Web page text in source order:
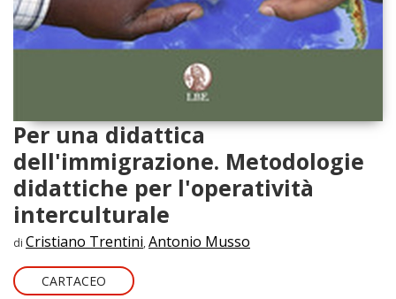
Per una didattica
dell'immigrazione. Metodologie
didattiche per l'operatività
interculturale
di Cristiano Trentini, Antonio Musso
CARTACEO